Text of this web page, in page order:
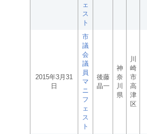
ェ
ス
ト
2015年3月31
日
市
議
会
議
員
マ
ニ
フ
ェ
ス
ト
後藤
晶一
神
奈
川
県
川
崎
市
高
津
区